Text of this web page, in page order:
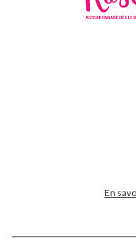
En